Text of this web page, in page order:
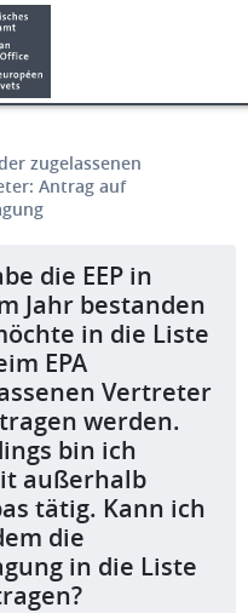
zugelassenen
Antrag auf
die EEP in
Jahr bestanden
in die Liste
EPA
Vertreter
werden.
bin ich
außerhalb
tätig. Kann ich
die
in die Liste